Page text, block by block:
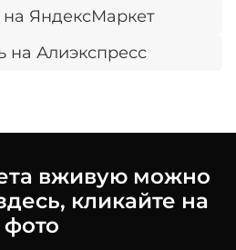
на ЯндексМаркет
на Алиэкспресс
вживую можно
кликайте на
фото